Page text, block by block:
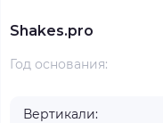
Shakes.pro
Год основания:
Вертикали: